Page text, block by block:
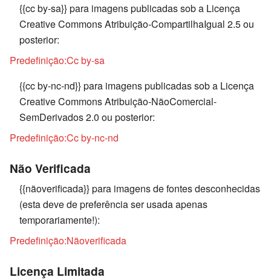
{{cc by-sa}} para imagens publicadas sob a Licença
Creative Commons Atribuição-CompartilhaIgual 2.5 ou
posterior:
Predefinição:Cc by-sa
{{cc by-nc-nd}} para imagens publicadas sob a Licença
Creative Commons Atribuição-NãoComercial-
SemDerivados 2.0 ou posterior:
Predefinição:Cc by-nc-nd
Não Verificada
{{nãoverificada}} para imagens de fontes desconhecidas
(esta deve de preferência ser usada apenas
temporariamente!):
Predefinição:Nãoverificada
Licença Limitada